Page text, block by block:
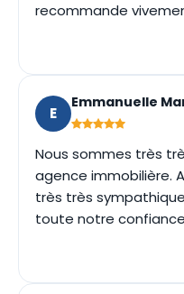
recommande
E
Emmanuelle
Nous sommes très
agence immobilière.
très très
toute notre